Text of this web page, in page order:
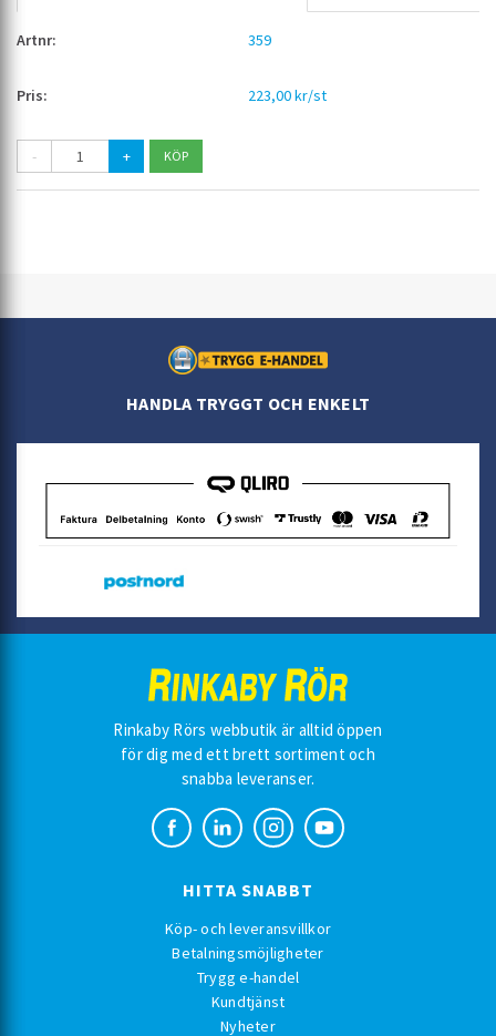
359
223,00 kr/st
- +
HANDLA TRYGGT OCH ENKELT
Rinkaby Rörs webbutik är alltid öppen
för dig med ett brett sortiment och
snabba leveranser.
HITTA SNABBT
Köp- och leveransvillkor
Betalningsmöjligheter
Trygg e-handel
Kundtjänst
Nyheter